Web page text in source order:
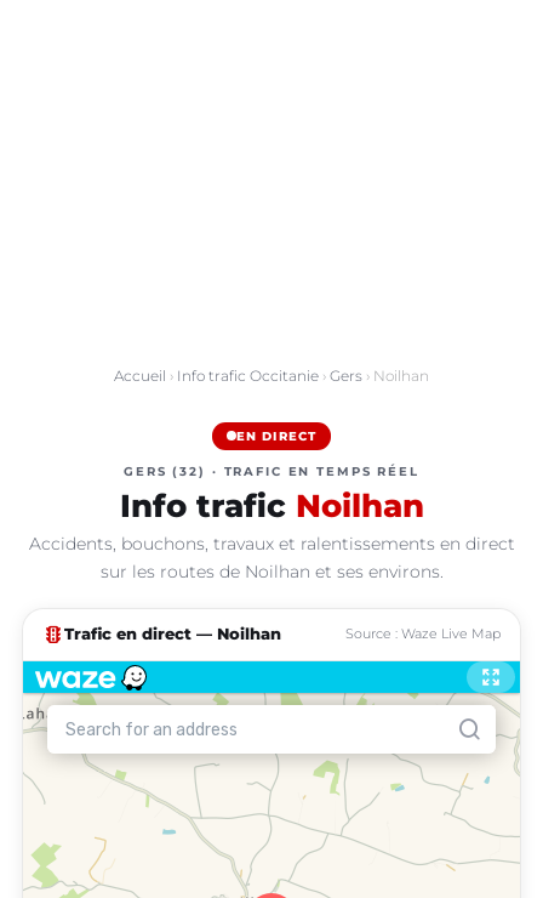
Accueil › Info trafic Occitanie › Gers › Noilhan
EN DIRECT
GERS (32) · TRAFIC EN TEMPS RÉEL
Info trafic Noilhan
Accidents, bouchons, travaux et ralentissements en direct
sur les routes de Noilhan et ses environs.
traffic Trafic en direct — Noilhan Source : Waze Live Map